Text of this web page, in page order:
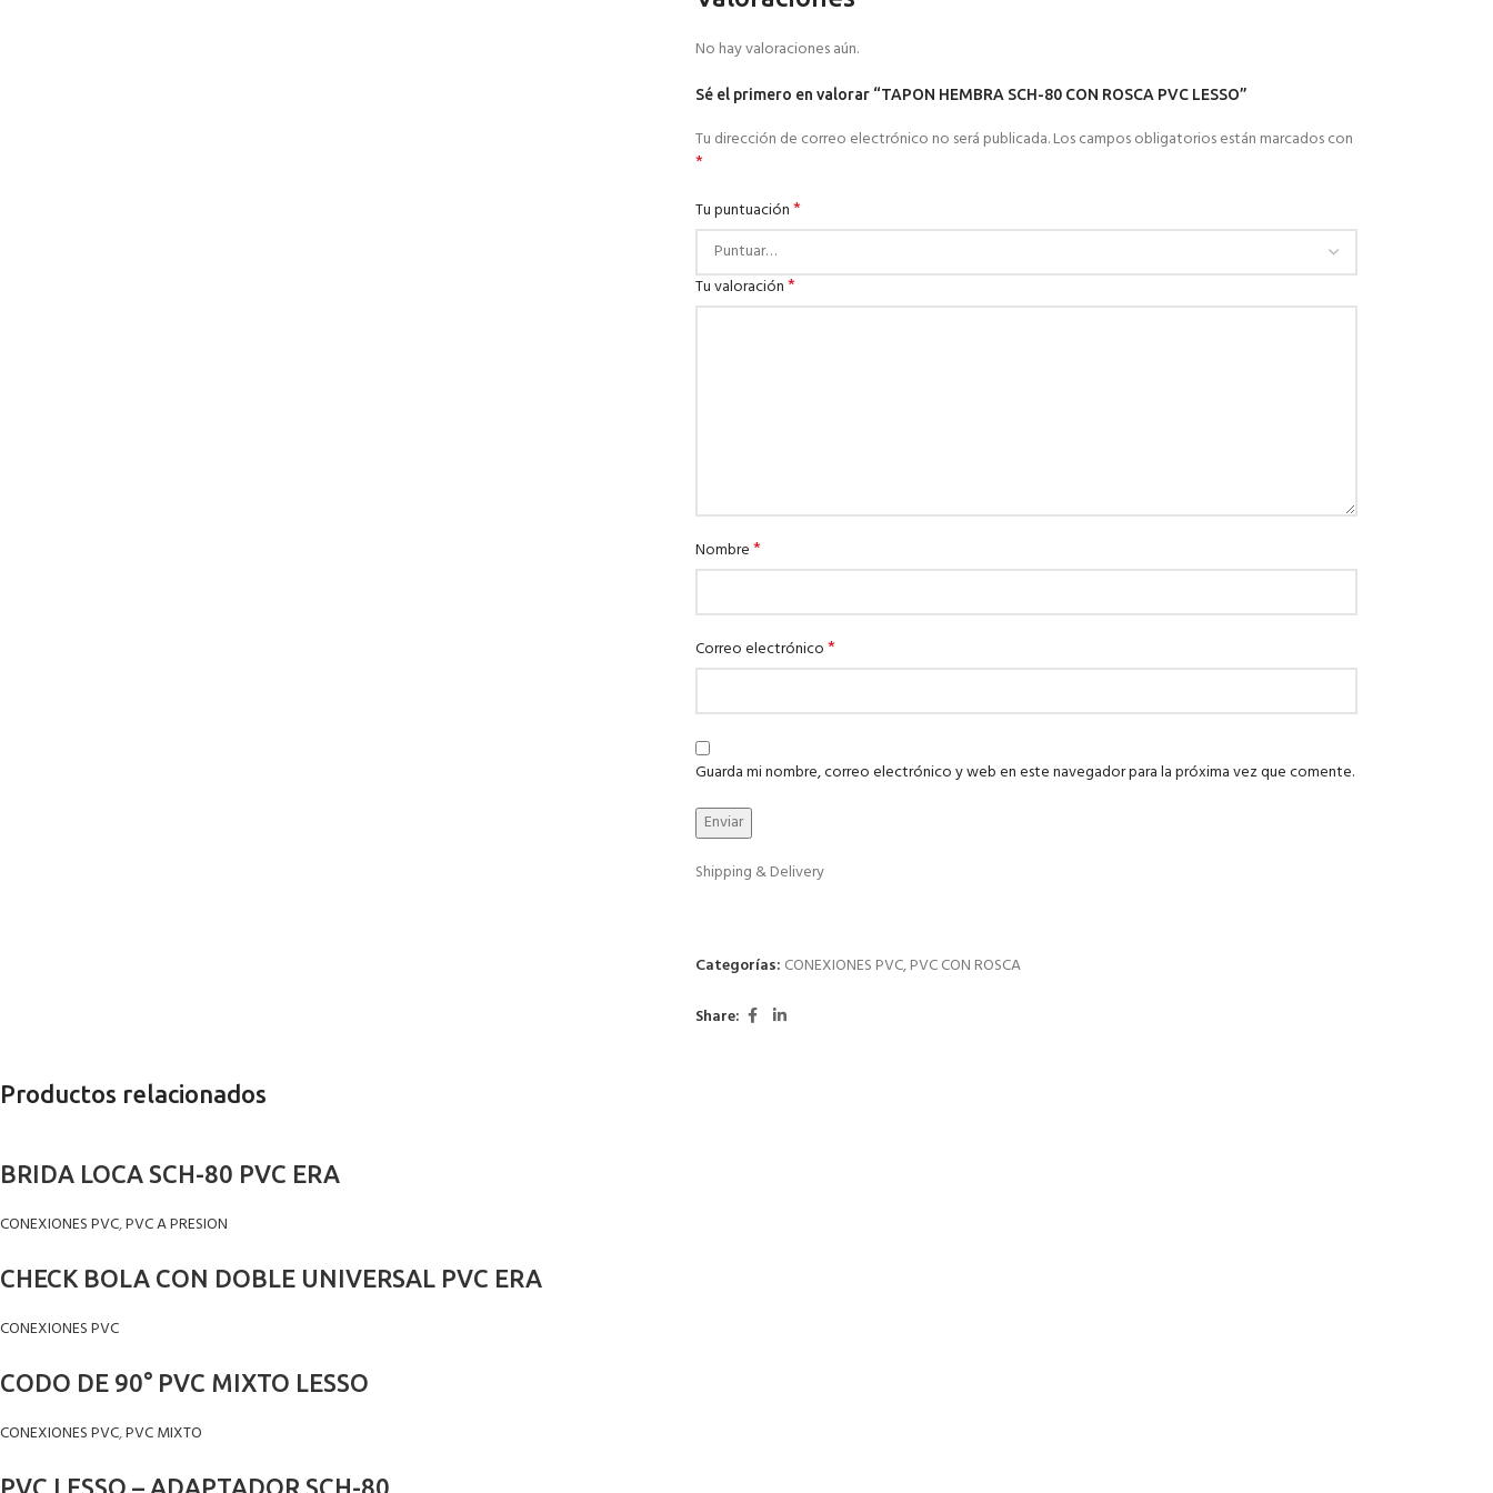
No hay valoraciones aún.
Sé el primero en valorar “TAPON HEMBRA SCH-80 CON ROSCA PVC LESSO”
Tu dirección de correo electrónico no será publicada.Los campos obligatorios están marcados con
*
Tu puntuación*
Tu valoración*
Nombre*
Correo electrónico*
Guarda mi nombre, correo electrónico y web en este navegador para la próxima vez que comente.
Shipping & Delivery
Categorías: CONEXIONES PVC,PVC CON ROSCA
Share:
Productos relacionados
BRIDA LOCA SCH-80 PVC ERA
CONEXIONES PVC,PVC A PRESION
CHECK BOLA CON DOBLE UNIVERSAL PVC ERA
CONEXIONES PVC
CODO DE 90° PVC MIXTO LESSO
CONEXIONES PVC,PVC MIXTO
PVC LESSO – ADAPTADOR SCH-80